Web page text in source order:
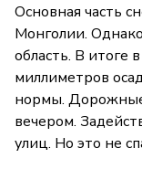
Основная часть
Монголии.
область. В итоге
миллиметров
нормы.
вечером.
улиц. Но это не